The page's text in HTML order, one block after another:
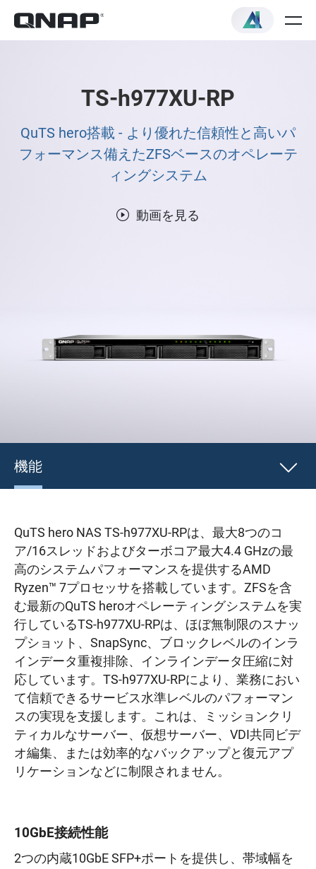
TS-h977XU-RP
QuTS hero搭載 - より優れた信頼性と高いパ
フォーマンス備えたZFSベースのオペレーテ
ィングシステム
動画を見る
機能
QuTS hero NAS TS-h977XU-RPは、最大8つのコ
ア/16スレッドおよびターボコア最大4.4 GHzの最
高のシステムパフォーマンスを提供するAMD
Ryzen™ 7プロセッサを搭載しています。ZFSを含
む最新のQuTS heroオペレーティングシステムを実
行しているTS-h977XU-RPは、ほぼ無制限のスナッ
プショット、SnapSync、ブロックレベルのインラ
インデータ重複排除、インラインデータ圧縮に対
応しています。TS-h977XU-RPにより、業務におい
て信頼できるサービス水準レベルのパフォーマン
スの実現を支援します。これは、ミッションクリ
ティカルなサーバー、仮想サーバー、VDI共同ビデ
オ編集、または効率的なバックアップと復元アプ
リケーションなどに制限されません。
10GbE接続性能
2つの内蔵10GbE SFP+ポートを提供し、帯域幅を